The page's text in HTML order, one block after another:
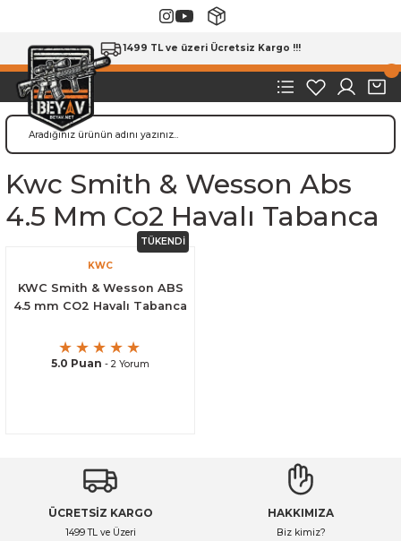
1499 TL ve üzeri Ücretsiz Kargo !!!
Kwc Smith & Wesson Abs
4.5 Mm Co2 Havalı Tabanca
TÜKENDİ
KWC
KWC Smith & Wesson ABS
4.5 mm CO2 Havalı Tabanca
5.0 Puan - 2 Yorum
ÜCRETSİZ KARGO
1499 TL ve Üzeri
HAKKIMIZA
Biz kimiz?